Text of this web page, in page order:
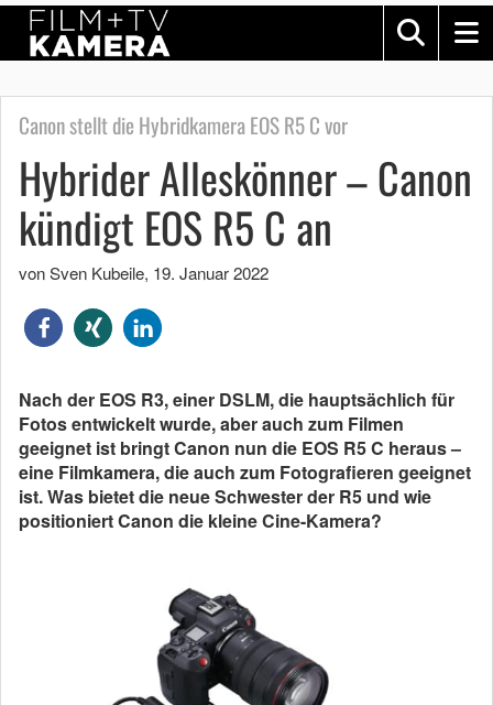
Canon stellt die Hybridkamera EOS R5 C vor
Hybrider Alleskönner – Canon
kündigt EOS R5 C an
von Sven Kubeile, 19. Januar 2022
Nach der EOS R3, einer DSLM, die hauptsächlich für
Fotos entwickelt wurde, aber auch zum Filmen
geeignet ist bringt Canon nun die EOS R5 C heraus –
eine Filmkamera, die auch zum Fotografieren geeignet
ist. Was bietet die neue Schwester der R5 und wie
positioniert Canon die kleine Cine-Kamera?